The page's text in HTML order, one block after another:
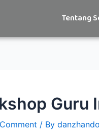
Tentang
Guru
/ By